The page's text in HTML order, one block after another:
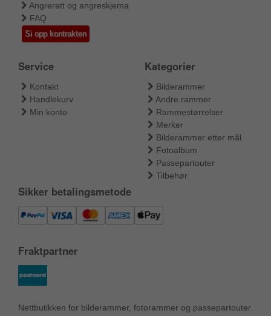
Angrerett og angreskjema
FAQ
Si opp kontrakten
Service
Kontakt
Handlekurv
Min konto
Kategorier
Bilderammer
Andre rammer
Rammestørrelser
Merker
Bilderammer etter mål
Fotoalbum
Passepartouter
Tilbehør
Sikker betalingsmetode
Fraktpartner
Nettbutikken for bilderammer, fotorammer og passepartouter.